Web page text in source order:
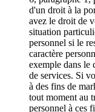
d'un droit à la
avez le droit de
situation
personnel si le
caractère
exemple dans le
de services. Si
à des fins de
tout moment au
personnel à ces